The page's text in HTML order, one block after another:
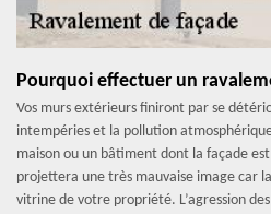
Pourquoi effectuer un
Vos murs extérieurs finiront par se
intempéries et la pollution
maison ou un bâtiment dont la façade
projettera une très mauvaise image car
vitrine de votre propriété. L’agression